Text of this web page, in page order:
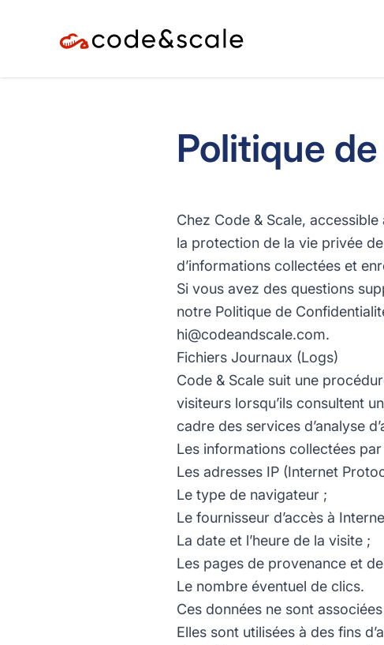
Politique
Chez Code & Scale, accessible
la protection de la vie privée
d’informations collectées et
Si vous avez des questions
notre Politique de
hi@codeandscale.com.
Fichiers Journaux (Logs)
Code & Scale suit une
visiteurs lorsqu’ils consultent
cadre des services d’analyse
Les informations collectées
Les adresses IP (Internet
Le type de navigateur ;
Le fournisseur d’accès à
La date et l’heure de la visite ;
Les pages de provenance et
Le nombre éventuel de clics.
Ces données ne sont
Elles sont utilisées à des fins